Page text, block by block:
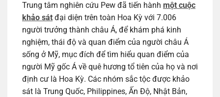
Trung tâm nghiên cứu Pew đã tiến hành một cuộc
khảo sát đại diện trên toàn Hoa Kỳ với 7.006
người trưởng thành châu Á, để khám phá kinh
nghiệm, thái độ và quan điểm của người châu Á
sống ở Mỹ, mục đích để tìm hiểu quan điểm của
người Mỹ gốc Á về quê hương tổ tiên của họ và nơi
định cư là Hoa Kỳ. Các nhóm sắc tộc được khảo
sát là Trung Quốc, Philippines, Ấn Độ, Nhật Bản,